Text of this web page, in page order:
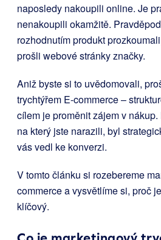
naposledy nakoupili online. Je
nenakoupili okamžitě.
rozhodnutím produkt
prošli webové stránky značky.
Aniž byste si to uvědomovali,
trychtýřem E-commerce –
cílem je proměnit zájem v
na který jste narazili, byl
vás vedl ke konverzi.
V tomto článku si rozebereme
commerce a vysvětlíme si, proč
klíčový.